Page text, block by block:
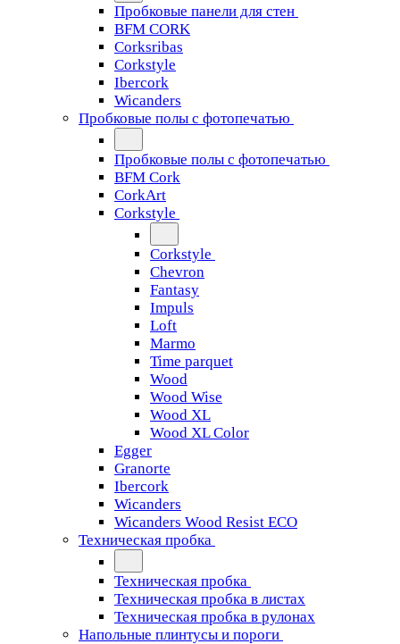
Пробковые панели для стен
BFM CORK
Corksribas
Corkstyle
Ibercork
Wicanders
Пробковые полы с фотопечатью
Пробковые полы с фотопечатью
BFM Cork
CorkArt
Corkstyle
Corkstyle
Chevron
Fantasy
Impuls
Loft
Marmo
Time parquet
Wood
Wood Wise
Wood XL
Wood XL Color
Egger
Granorte
Ibercork
Wicanders
Wicanders Wood Resist ECO
Техническая пробка
Техническая пробка
Техническая пробка в листах
Техническая пробка в рулонах
Напольные плинтусы и пороги